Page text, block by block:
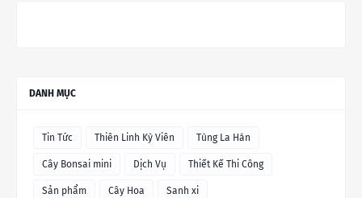
DANH MỤC
Tin Tức Thiên Linh Kỳ Viên Tùng La Hán
Cây Bonsai mini Dịch Vụ Thiết Kế Thi Công
Sản phẩm Cây Hoa Sanh xi